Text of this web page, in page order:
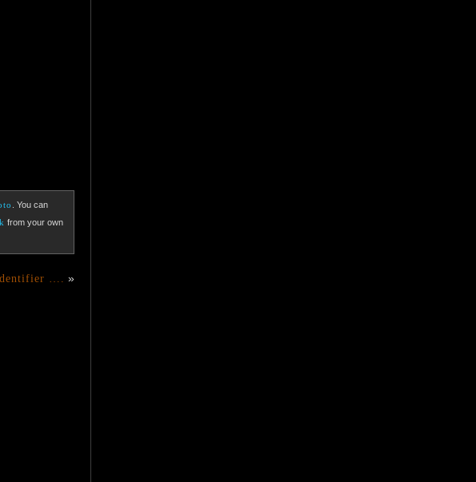
. You can
from your own
…. »